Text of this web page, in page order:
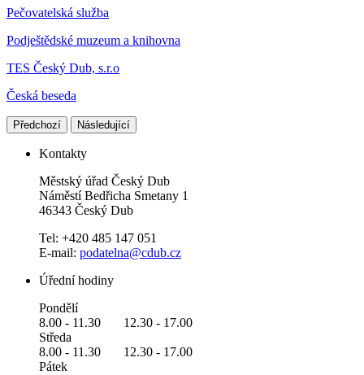
Pečovatelská služba
Podještědské muzeum a knihovna
TES Český Dub, s.r.o
Česká beseda
Předchozí Následující
Kontakty
Městský úřad Český Dub
Náměstí Bedřicha Smetany 1
46343 Český Dub
Tel: +420 485 147 051
E-mail: podatelna@cdub.cz
Úřední hodiny
Pondělí
8.00 - 11.30 12.30 - 17.00
Středa
8.00 - 11.30 12.30 - 17.00
Pátek